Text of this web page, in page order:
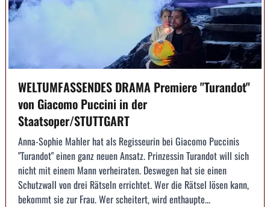
WELTUMFASSENDES DRAMA Premiere "Turandot"
von Giacomo Puccini in der
Staatsoper/STUTTGART
Anna-Sophie Mahler hat als Regisseurin bei Giacomo Puccinis
"Turandot" einen ganz neuen Ansatz. Prinzessin Turandot will sich
nicht mit einem Mann verheiraten. Deswegen hat sie einen
Schutzwall von drei Rätseln errichtet. Wer die Rätsel lösen kann,
bekommt sie zur Frau. Wer scheitert, wird enthaupte...